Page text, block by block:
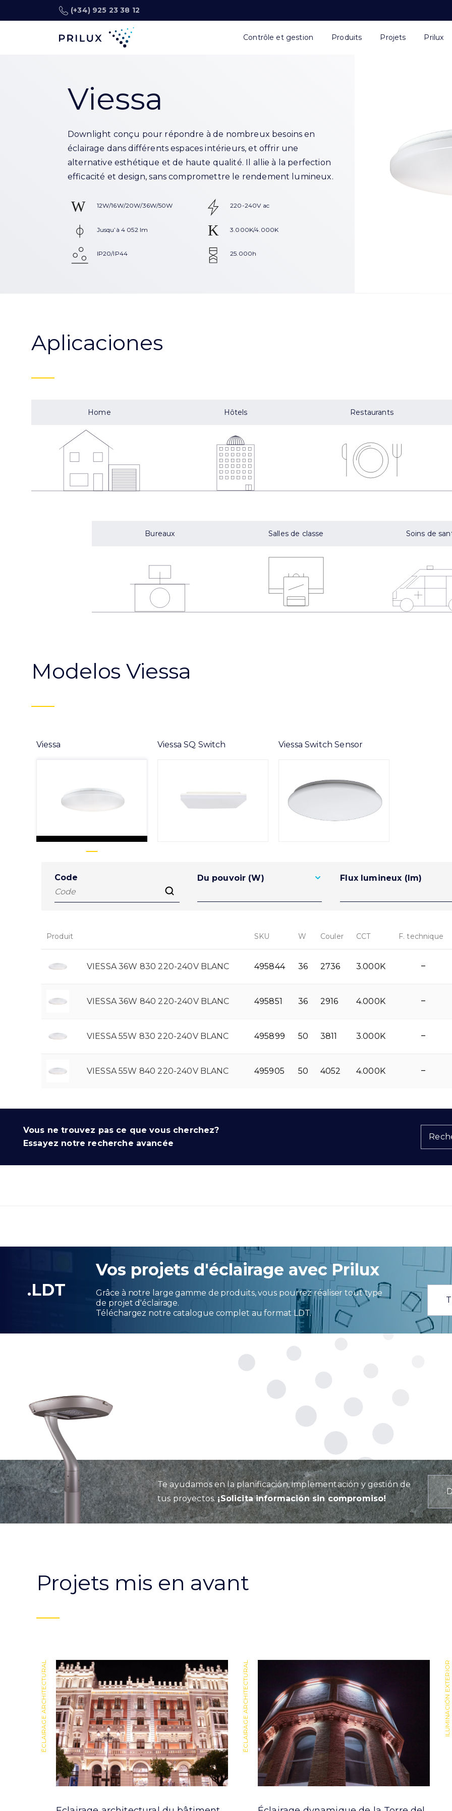
(+34) 925 23 38 12
Contrôle et gestion Produits Projets Prilux
Viessa
Downlight conçu pour répondre à de nombreux besoins en
éclairage dans différents espaces intérieurs, et offrir une
alternative esthétique et de haute qualité. Il allie à la perfection
efficacité et design, sans compromettre le rendement lumineux.
12W/16W/20W/36W/50W
Jusqu’à 4 052 lm
IP20/IP44
220-240V ac
3.000K/4.000K
25.000h
Aplicaciones
Home Hôtels Restaurants
Bureaux Salles de classe Soins de
Modelos Viessa
Viessa Viessa SQ Switch Viessa Switch Sensor
Code Du pouvoir (W) Flux lumineux (lm)
Produit SKU W Couler CCT F. technique
VIESSA 36W 830 220-240V BLANC 495844 36 2736 3.000K –
VIESSA 36W 840 220-240V BLANC 495851 36 2916 4.000K –
VIESSA 55W 830 220-240V BLANC 495899 50 3811 3.000K –
VIESSA 55W 840 220-240V BLANC 495905 50 4052 4.000K –
Vous ne trouvez pas ce que vous cherchez?
Essayez notre recherche avancée
.LDT
Vos projets d'éclairage avec Prilux
Grâce à notre large gamme de produits, vous pourrez réaliser tout type
de projet d'éclairage.
Téléchargez notre catalogue complet au format LDT.
Te ayudamos en la planificación, implementación y gestión de
tus proyectos.¡Solicita información sin compromiso!
Projets mis en avant
ÉCLAIRAGE ARCHITECTURAL ÉCLAIRAGE ARCHITECTURAL ILUMINACIÓN EXTERIOR